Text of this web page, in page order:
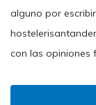
alguno por
con las opiniones